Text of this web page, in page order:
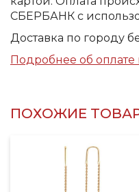
СБЕРБАНК с
Доставка по городу
Подробнее об оплате
ПОХОЖИЕ